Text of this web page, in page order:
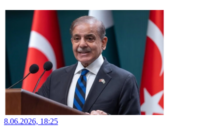
8.06.2026, 18:25